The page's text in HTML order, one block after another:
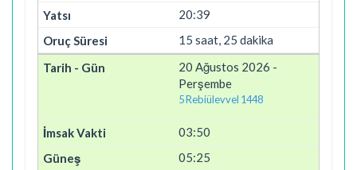
20:39
15 saat, 25 dakika
20 Ağustos 2026 -
Perşembe
5 Rebiülevvel 1448
03:50
05:25